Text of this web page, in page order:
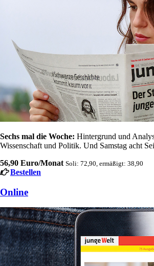
Sechs mal die Woche: Hintergrund und
Wissenschaft und Politik. Und Samstag acht
56,90 Euro/Monat Soli: 72,90, ermäßigt: 38,90
Bestellen
Online